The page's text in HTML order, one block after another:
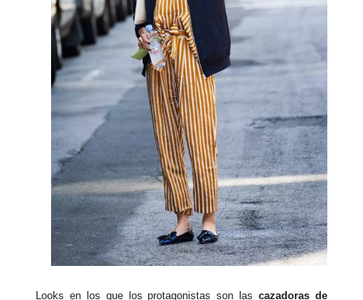
Looks en los que los protagonistas son las cazadoras de